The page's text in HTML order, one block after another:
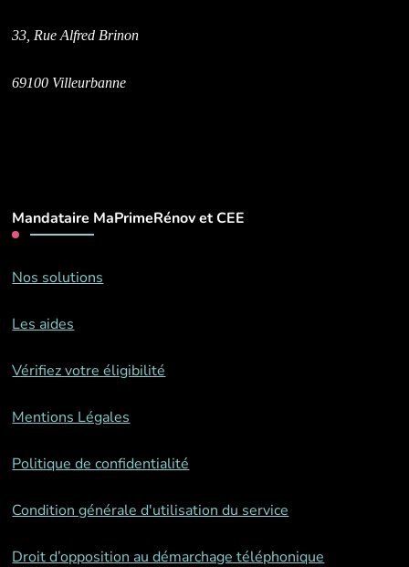
33, Rue Alfred Brinon
69100 Villeurbanne
Mandataire MaPrimeRénov et CEE
Nos solutions
Les aides
Vérifiez votre éligibilité
Mentions Légales
Politique de confidentialité
Condition générale d'utilisation du service
Droit d’opposition au démarchage téléphonique